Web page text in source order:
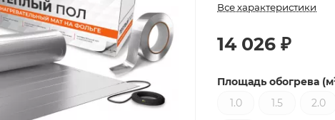
Все характеристики
14 026 ₽
Площадь обогрева
1.0
1.5 2.0